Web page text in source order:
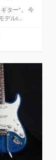
ター”。 今
デルI...